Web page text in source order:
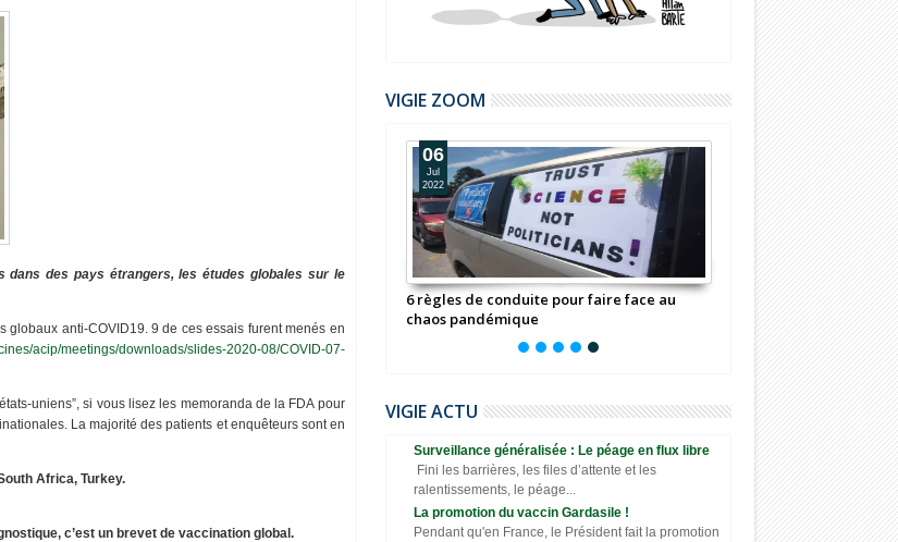
dans des pays étrangers, les études globales sur le
anti-COVID19. 9 de ces essais furent menés en
acip/meetings/downloads/slides-2020-08/COVID-07-
uniens”, si vous lisez les memoranda de la FDA pour
La majorité des patients et enquêteurs sont en
Africa, Turkey.
c’est un brevet de vaccination global.
VIGIE ZOOM
Séverac)
6 règles de conduite pour faire face au
chaos pandémique
06
Jul
2022
VIGIE ACTU
Surveillance généralisée : Le péage en flux libre
Fini les barrières, les files d’attente et les
ralentissements, le péage...
La promotion du vaccin Gardasile !
Pendant qu'en France, le Président fait la promotion